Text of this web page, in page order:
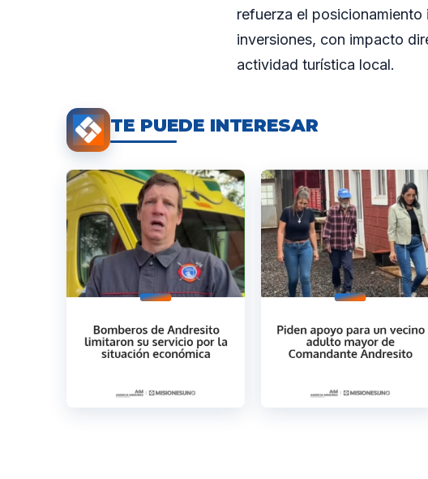
refuerza el
inversiones, con impacto
actividad turística local.
TE PUEDE INTERESAR